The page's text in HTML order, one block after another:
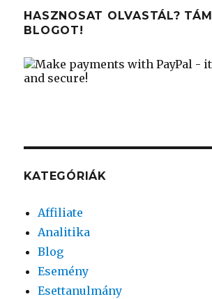
HASZNOSAT OLVASTÁL?
BLOGOT!
KATEGÓRIÁK
Affiliate
Analitika
Blog
Esemény
Esettanulmány